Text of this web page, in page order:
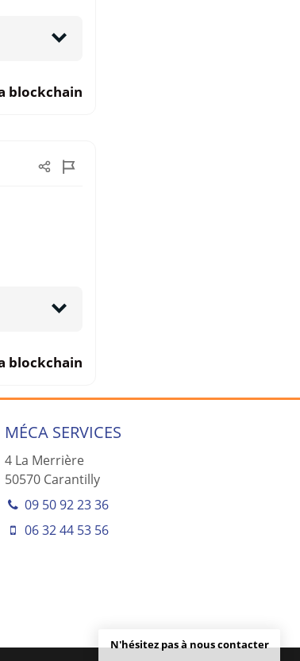
N'hésitez pas à nous contacter
blockchain
blockchain
MÉCA SERVICES
4 La Merrière
50570 Carantilly
09 50 92 23 36
06 32 44 53 56